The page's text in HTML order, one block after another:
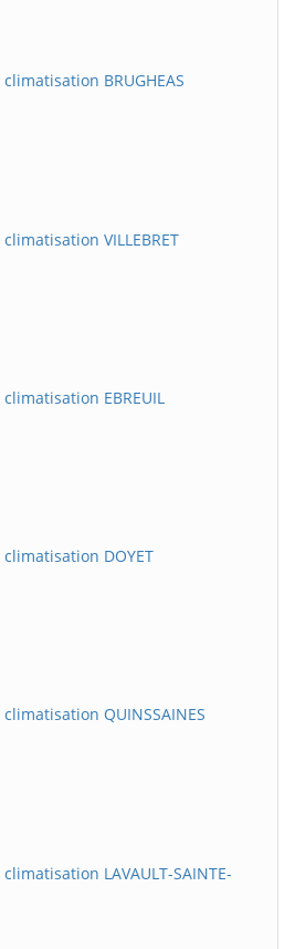
BRUGHEAS
VILLEBRET
EBREUIL
DOYET
QUINSSAINES
LAVAULT-SAINTE-